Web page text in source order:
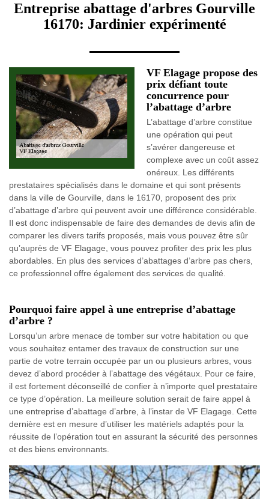
Entreprise abattage d'arbres Gourville
16170: Jardinier expérimenté
VF Elagage propose des
prix défiant toute
concurrence pour
l’abattage d’arbre
L’abattage d’arbre constitue
une opération qui peut
s’avérer dangereuse et
complexe avec un coût assez
onéreux. Les différents
prestataires spécialisés dans le domaine et qui sont présents
dans la ville de Gourville, dans le 16170, proposent des prix
d’abattage d’arbre qui peuvent avoir une différence considérable.
Il est donc indispensable de faire des demandes de devis afin de
comparer les divers tarifs proposés, mais vous pouvez être sûr
qu’auprès de VF Elagage, vous pouvez profiter des prix les plus
abordables. En plus des services d’abattages d’arbre pas chers,
ce professionnel offre également des services de qualité.
Pourquoi faire appel à une entreprise d’abattage
d’arbre ?
Lorsqu’un arbre menace de tomber sur votre habitation ou que
vous souhaitez entamer des travaux de construction sur une
partie de votre terrain occupée par un ou plusieurs arbres, vous
devez d’abord procéder à l’abattage des végétaux. Pour ce faire,
il est fortement déconseillé de confier à n’importe quel prestataire
ce type d’opération. La meilleure solution serait de faire appel à
une entreprise d’abattage d’arbre, à l’instar de VF Elagage. Cette
dernière est en mesure d’utiliser les matériels adaptés pour la
réussite de l’opération tout en assurant la sécurité des personnes
et des biens environnants.